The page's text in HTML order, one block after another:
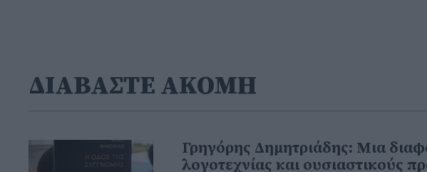
ΔΙΑΒΑΣΤΕ ΑΚΟΜΗ
Γρηγόρης Δημητριάδης: Μια
λογοτεχνίας και ουσιαστικούς